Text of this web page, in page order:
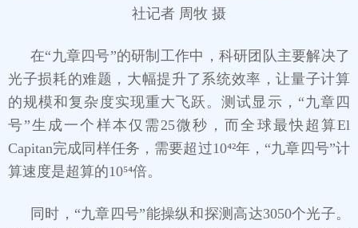
社记者 周牧 摄
在“九章四号”的研制工作中，科研团队主要解决了
光子损耗的难题，大幅提升了系统效率，让量子计算
的规模和复杂度实现重大飞跃。测试显示，“九章四
号”生成一个样本仅需25微秒，而全球最快超算El
Capitan完成同样任务，需要超过10⁴²年，“九章四号”计
算速度是超算的10⁵⁴倍。
同时，“九章四号”能操纵和探测高达3050个光子。